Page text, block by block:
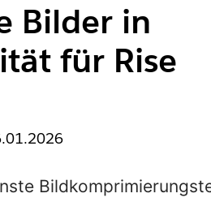
Bilder in
für Rise